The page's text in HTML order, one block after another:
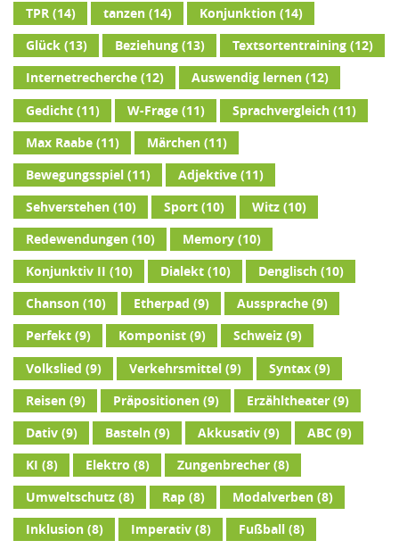
TPR(14) tanzen(14) Konjunktion(14)
Glück(13) Beziehung(13) Textsortentraining(12)
Internetrecherche(12) Auswendig lernen(12)
Gedicht(11) W-Frage(11) Sprachvergleich(11)
Max Raabe(11) Märchen(11)
Bewegungsspiel(11) Adjektive(11)
Sehverstehen(10) Sport(10) Witz(10)
Redewendungen(10) Memory(10)
Konjunktiv II (10) Dialekt(10) Denglisch(10)
Chanson(10) Etherpad (9) Aussprache(9)
Perfekt(9) Komponist(9) Schweiz(9)
Volkslied (9) Verkehrsmittel(9) Syntax(9)
Reisen(9) Präpositionen(9) Erzähltheater(9)
Dativ(9) Basteln(9) Akkusativ(9) ABC (9)
KI (8) Elektro (8) Zungenbrecher(8)
Umweltschutz(8) Rap(8) Modalverben(8)
Inklusion(8) Imperativ(8) Fußball(8)